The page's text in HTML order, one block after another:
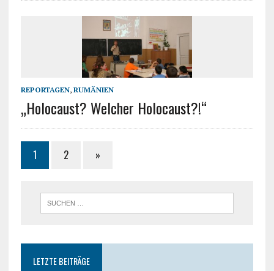
REPORTAGEN, RUMÄNIEN
„Holocaust? Welcher Holocaust?!“
1 2 »
LETZTE BEITRÄGE